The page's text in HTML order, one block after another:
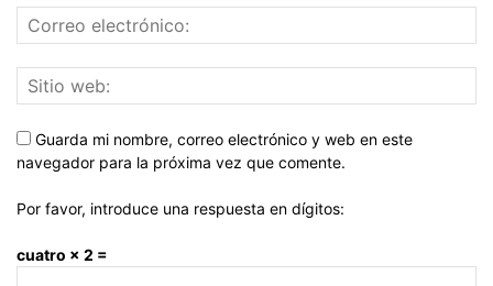
Guarda mi nombre, correo electrónico y web en este
navegador para la próxima vez que comente.
Por favor, introduce una respuesta en dígitos:
cuatro × 2 =